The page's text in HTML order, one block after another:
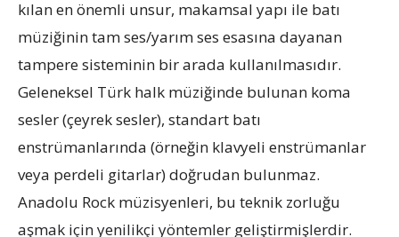
kılan en önemli unsur, makamsal yapı ile batı
müziğinin tam ses/yarım ses esasına dayanan
tampere sisteminin bir arada kullanılmasıdır.
Geleneksel Türk halk müziğinde bulunan koma
sesler (çeyrek sesler), standart batı
enstrümanlarında (örneğin klavyeli enstrümanlar
veya perdeli gitarlar) doğrudan bulunmaz.
Anadolu Rock müzisyenleri, bu teknik zorluğu
aşmak için yenilikçi yöntemler geliştirmişlerdir.